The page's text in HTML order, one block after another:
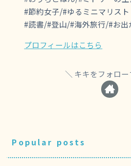
#節約女子/#ゆるミニマリスト
#読書/#登山/#海外旅行/#お出
プロフィールはこちら
キキをフォロー
Popular posts